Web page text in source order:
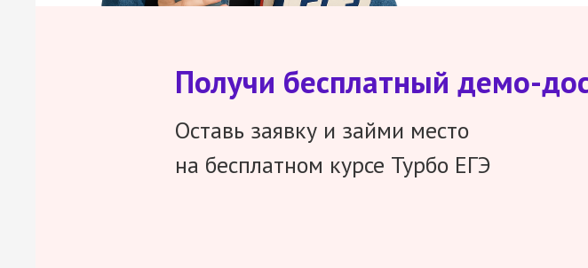
Получи бесплатный демо-
Оставь заявку и займи место
на бесплатном курсе Турбо ЕГЭ